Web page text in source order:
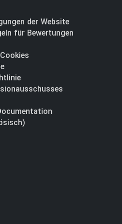
der Website
für Bewertungen